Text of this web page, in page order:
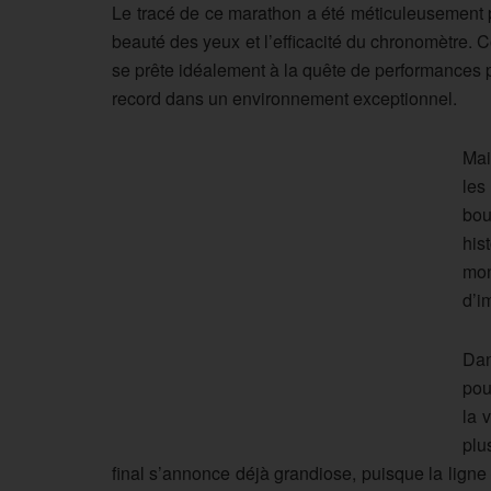
Le tracé de ce marathon a été
beauté des yeux et l’efficacité du chronomètre.
se prête idéalement à la quête de
record dans un environnement exceptionnel.
la
final s’annonce déjà grandiose, puisque la